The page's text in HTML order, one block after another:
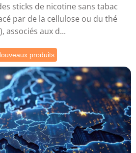
sticks de nicotine sans tabac
par de la cellulose ou du thé
associés aux d...
produits